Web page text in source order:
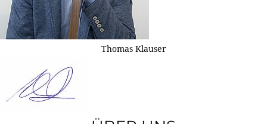
Thomas Klauser